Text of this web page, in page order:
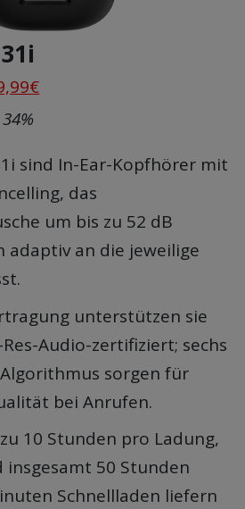
sind In-Ear-Kopfhörer mit
das
um bis zu 52 dB
adaptiv an die jeweilige
unterstützen sie
Audio-zertifiziert; sechs
sorgen für
bei Anrufen.
10 Stunden pro Ladung,
insgesamt 50 Stunden
Schnellladen liefern